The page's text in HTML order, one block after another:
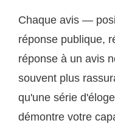
Chaque avis —
réponse publique,
réponse à un avis
souvent plus
qu'une série
démontre votre